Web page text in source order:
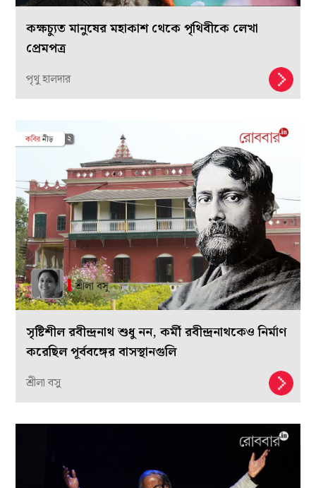
কক্ষচ্যুত মানুষের মহাকাশ থেকে পৃথিবীকে লেখা
প্রেমপত্র
পৃথু হালদার
সৃষ্টিশীল রবীন্দ্রনাথ শুধু নন, কর্মী রবীন্দ্রনাথকেও নির্মাণ
করেছিল পূর্ববঙ্গের বাসস্থানগুলি
শ্রীলা বসু